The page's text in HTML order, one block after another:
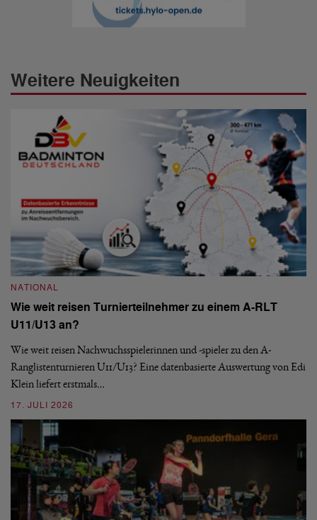
Weitere Neuigkeiten
NATIONAL
Wie weit reisen Turnierteilnehmer zu einem A-RLT
U11/U13 an?
Wie weit reisen Nachwuchsspielerinnen und -spieler zu den A-
Ranglistenturnieren U11/U13? Eine datenbasierte Auswertung von Edi
Klein liefert erstmals…
17. JULI 2026